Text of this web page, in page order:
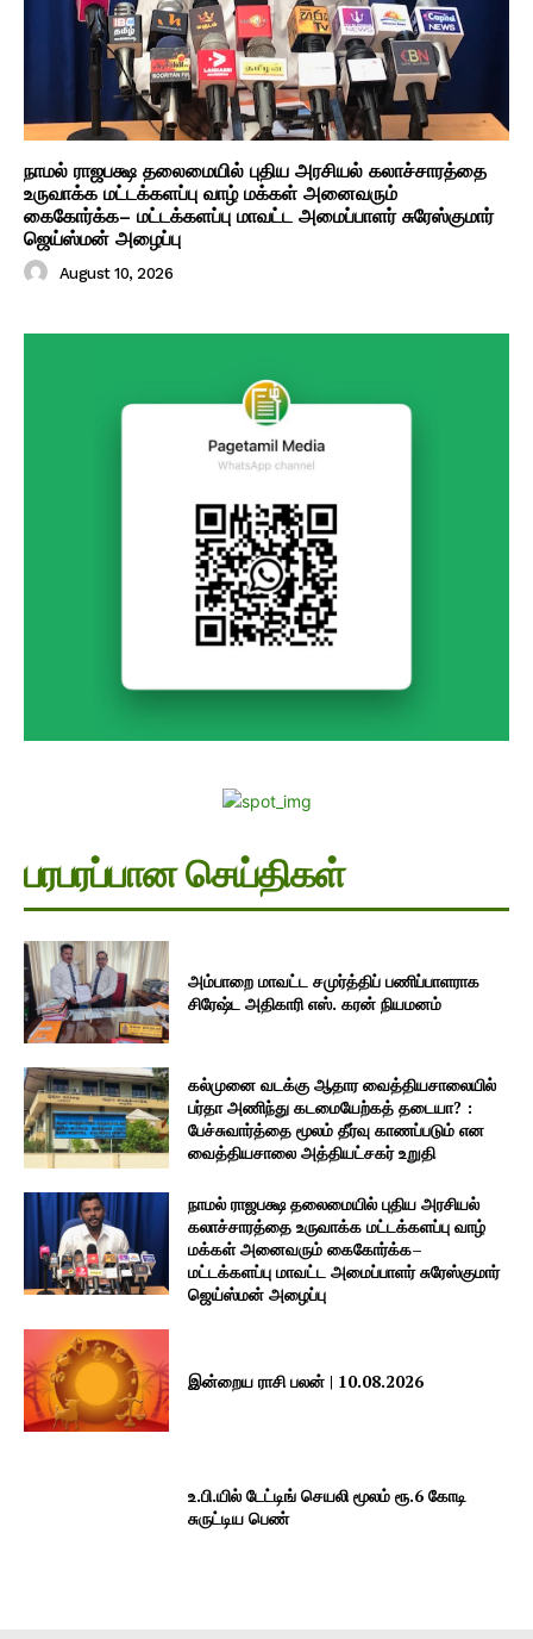
நாமல் ராஜபக்ஷ தலைமையில் புதிய அரசியல் கலாச்சாரத்தை
உருவாக்க மட்டக்களப்பு வாழ் மக்கள் அனைவரும்
கைகோர்க்க– மட்டக்களப்பு மாவட்ட அமைப்பாளர் சுரேஸ்குமார்
ஜெய்ஸ்மன் அழைப்பு
August 10, 2026
பரபரப்பான செய்திகள்
அம்பாறை மாவட்ட சமுர்த்திப் பணிப்பாளராக
சிரேஷ்ட அதிகாரி எஸ். கரன் நியமனம்
கல்முனை வடக்கு ஆதார வைத்தியசாலையில்
பர்தா அணிந்து கடமையேற்கத் தடையா? :
பேச்சுவார்த்தை மூலம் தீர்வு காணப்படும் என
வைத்தியசாலை அத்தியட்சகர் உறுதி
நாமல் ராஜபக்ஷ தலைமையில் புதிய அரசியல்
கலாச்சாரத்தை உருவாக்க மட்டக்களப்பு வாழ்
மக்கள் அனைவரும் கைகோர்க்க–
மட்டக்களப்பு மாவட்ட அமைப்பாளர் சுரேஸ்குமார்
ஜெய்ஸ்மன் அழைப்பு
இன்றைய ராசி பலன் | 10.08.2026
உ.பி.யில் டேட்டிங் செயலி மூலம் ரூ.6 கோடி
சுருட்டிய பெண்